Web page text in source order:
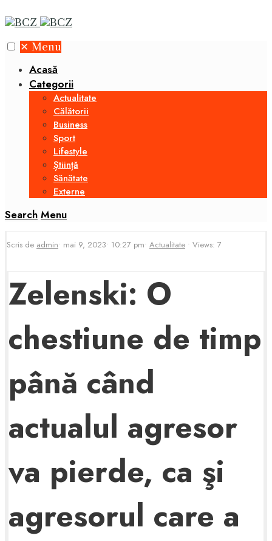
✕ Menu
Acasă
Categorii
Actualitate
Călătorii
Business
Sport
Lifestyle
Știință
Sănătate
Externe
Search Menu
Scris de admin• mai 9, 2023• 10:27 pm• Actualitate • Views: 7
Zelenski: O
chestiune de timp
până când
actualul agresor
va pierde, ca şi
agresorul care a